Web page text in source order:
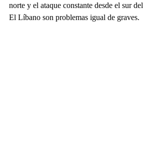
norte y el ataque constante desde el sur del
El Líbano son problemas igual de graves.